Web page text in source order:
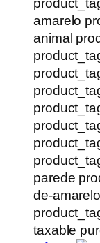
amarelo
animal
parede
de-
taxable